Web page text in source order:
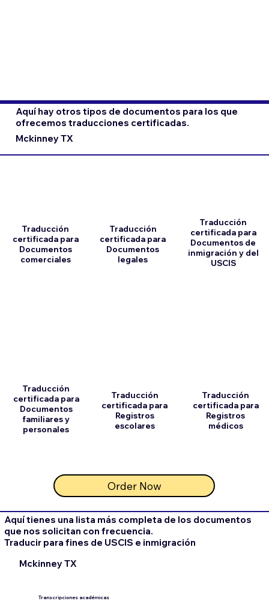
Transcripciones académicas
Aquí hay otros tipos de documentos para los que
ofrecemos traducciones certificadas.
Mckinney TX
Traducción
certificada para
Documentos
comerciales
Traducción
certificada para
Documentos
familiares y
personales
Traducción
certificada para
Documentos
legales
Traducción
certificada para
Registros
escolares
Order Now
Traducción
certificada para
Documentos de
inmigración y del
USCIS
Traducción
certificada para
Registros
médicos
Aquí tienes una lista más completa de los documentos
que nos solicitan con frecuencia.
Traducir para fines de USCIS e inmigración
Mckinney TX